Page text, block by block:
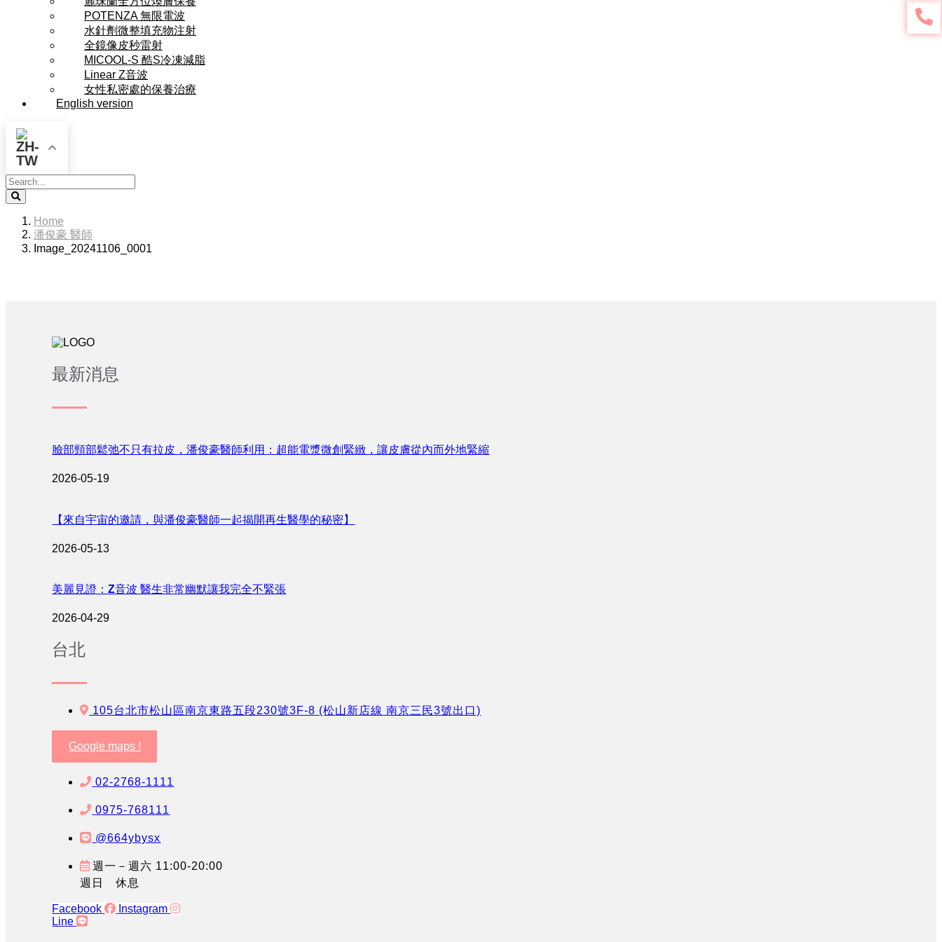
POTENZA 無限電波
水針劑微整填充物注射
全鏡像皮秒雷射
MICOOL-S 酷S冷凍減脂
Linear Z音波
女性私密處的保養治療
English version
Search
Home
潘俊豪 醫師
Image_20241106_0001
最新消息
臉部頸部鬆弛不只有拉皮，潘俊豪醫師利用：超能電漿微創緊緻，讓皮膚從內而外地緊縮
2026-05-19
【來自宇宙的邀請，與潘俊豪醫師一起揭開再生醫學的秘密】
2026-05-13
美麗見證：Z音波 醫生非常幽默讓我完全不緊張
2026-04-29
台北
105台北市松山區南京東路五段230號3F-8 (松山新店線 南京三民3號出口)
Google maps !
02-2768-1111
0975-768111
@664ybysx
週一－週六 11:00-20:00
週日 休息
Facebook
Instagram
Line